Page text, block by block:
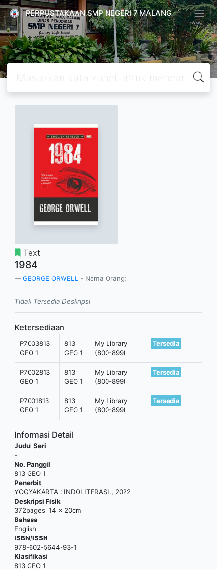
PERPUSTAKAAN SMP NEGERI 7 MALANG
Text
1984
GEORGE ORWELL - Nama Orang;
Tidak Tersedia Deskripsi
Ketersediaan
P7003813
GEO 1
813
GEO 1
My Library
(800-899)
Tersedia
P7002813
GEO 1
813
GEO 1
My Library
(800-899)
Tersedia
P7001813
GEO 1
813
GEO 1
My Library
(800-899)
Tersedia
Informasi Detail
Judul Seri
-
No. Panggil
813 GEO 1
Penerbit
YOGYAKARTA : INDOLITERASI., 2022
Deskripsi Fisik
372pages; 14 x 20cm
Bahasa
English
ISBN/ISSN
978-602-5644-93-1
Klasifikasi
813 GEO 1